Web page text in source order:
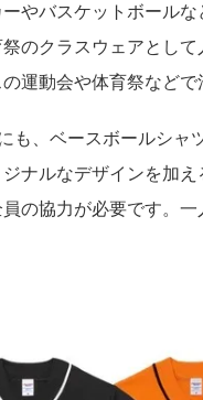
やバスケットボール
のクラスウェアとし
運動会や体育祭などで
も、ベースボールシャ
ナルなデザインを加
の協力が必要です。